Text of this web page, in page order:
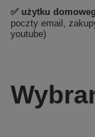
✅ użytku
poczty email,
youtube)